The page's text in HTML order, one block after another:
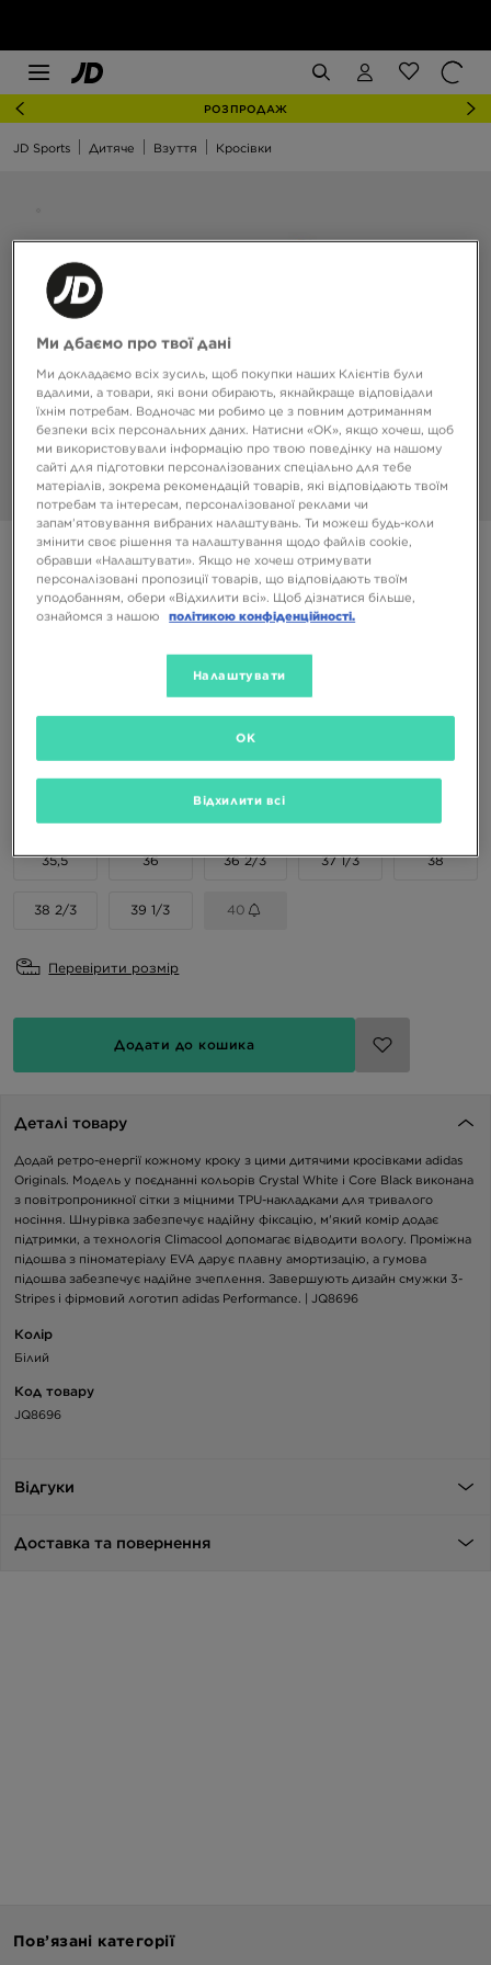
РОЗПРОДАЖ
JD Sports Дитяче Взуття Кросівки
ADIDAS CLIMACOOL 1 J
2999 ГРН
Вибери розмір
35,5 36 36 2/3 37 1/3 38
38 2/3 39 1/3 40
Перевірити розмір
Додати до кошика
Деталі товару
Додай ретро-енергії кожному кроку з цими дитячими кросівками adidas
Originals. Модель у поєднанні кольорів Crystal White і Core Black виконана
з повітропроникної сітки з міцними TPU-накладками для тривалого
носіння. Шнурівка забезпечує надійну фіксацію, м'який комір додає
підтримки, а технологія Climacool допомагає відводити вологу. Проміжна
підошва з піноматеріалу EVA дарує плавну амортизацію, а гумова
підошва забезпечує надійне зчеплення. Завершують дизайн смужки 3-
Stripes і фірмовий логотип adidas Performance. | JQ8696
Колір
Білий
Код товару
JQ8696
Відгуки
Доставка та повернення
Пов’язані категорії
Ми дбаємо про твої дані
Ми докладаємо всіх зусиль, щоб покупки наших Клієнтів були
вдалими, а товари, які вони обирають, якнайкраще відповідали
їхнім потребам. Водночас ми робимо це з повним дотриманням
безпеки всіх персональних даних. Натисни «OK», якщо хочеш, щоб
ми використовували інформацію про твою поведінку на нашому
сайті для підготовки персоналізованих спеціально для тебе
матеріалів, зокрема рекомендацій товарів, які відповідають твоїм
потребам та інтересам, персоналізованої реклами чи
запам’ятовування вибраних налаштувань. Ти можеш будь-коли
змінити своє рішення та налаштування щодо файлів cookie,
обравши «Налаштувати». Якщо не хочеш отримувати
персоналізовані пропозиції товарів, що відповідають твоїм
уподобанням, обери «Відхилити всі». Щоб дізнатися більше,
ознайомся з нашою
політикою конфіденційності.
Налаштувати
Відхилити всі
OK